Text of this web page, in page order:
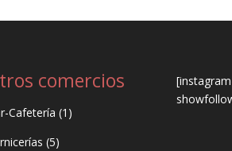
comercios
Cafetería (1)
(5)